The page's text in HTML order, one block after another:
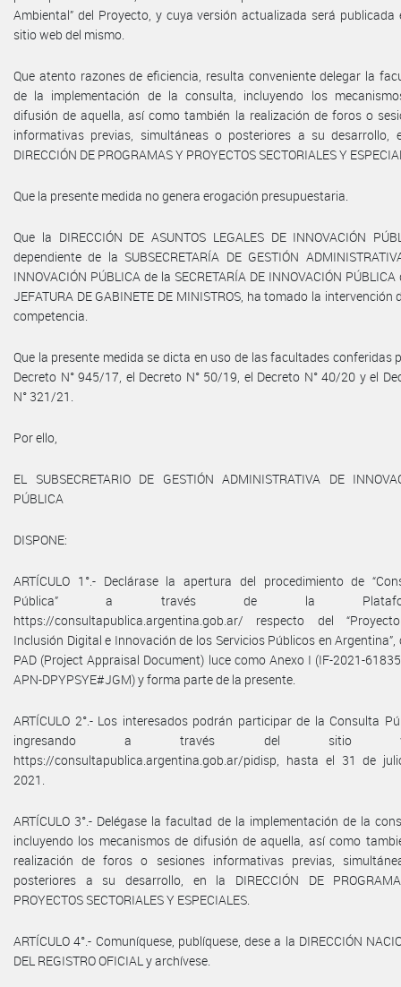
Ambiental” del Proyecto, y cuya versión actualizada será publicada
sitio web del mismo.
Que atento razones de eficiencia, resulta conveniente delegar la
de la implementación de la consulta, incluyendo los
difusión de aquella, así como también la realización de foros o
informativas previas, simultáneas o posteriores a su desarrollo,
DIRECCIÓN DE PROGRAMAS Y PROYECTOS SECTORIALES Y
Que la presente medida no genera erogación presupuestaria.
Que la DIRECCIÓN DE ASUNTOS LEGALES DE INNOVACIÓN
dependiente de la SUBSECRETARÍA DE GESTIÓN
INNOVACIÓN PÚBLICA de la SECRETARÍA DE INNOVACIÓN PÚBLICA
JEFATURA DE GABINETE DE MINISTROS, ha tomado la intervención
competencia.
Que la presente medida se dicta en uso de las facultades conferidas
Decreto N° 945/17, el Decreto N° 50/19, el Decreto N° 40/20 y el
N° 321/21.
Por ello,
EL SUBSECRETARIO DE GESTIÓN ADMINISTRATIVA DE
PÚBLICA
DISPONE:
ARTÍCULO 1°.- Declárase la apertura del procedimiento de
Pública” a través de la
https://consultapublica.argentina.gob.ar/ respecto del
Inclusión Digital e Innovación de los Servicios Públicos en Argentina”,
PAD (Project Appraisal Document) luce como Anexo I (IF-2021-
APN-DPYPSYE#JGM) y forma parte de la presente.
ARTÍCULO 2°.- Los interesados podrán participar de la Consulta
ingresando a través del sitio
https://consultapublica.argentina.gob.ar/pidisp, hasta el 31 de
2021.
ARTÍCULO 3°.- Delégase la facultad de la implementación de la
incluyendo los mecanismos de difusión de aquella, así como
realización de foros o sesiones informativas previas,
posteriores a su desarrollo, en la DIRECCIÓN DE
PROYECTOS SECTORIALES Y ESPECIALES.
ARTÍCULO 4°.- Comuníquese, publíquese, dese a la DIRECCIÓN
DEL REGISTRO OFICIAL y archívese.